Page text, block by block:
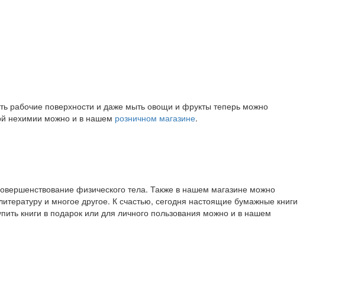
рабочие поверхности и даже мыть овощи и фрукты теперь можно
нехимии можно и в нашем розничном магазине.
физического тела. Также в нашем магазине можно
и многое другое. К счастью, сегодня настоящие бумажные книги
книги в подарок или для личного пользования можно и в нашем